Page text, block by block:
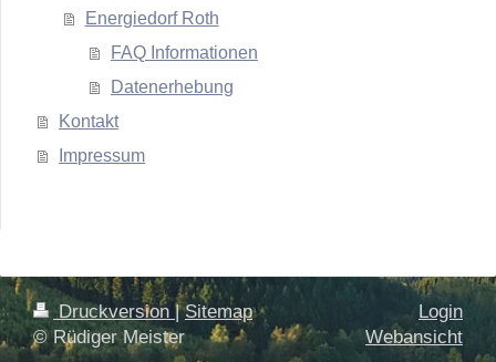
Energiedorf Roth
FAQ Informationen
Datenerhebung
Kontakt
Impressum
Druckversion | Sitemap
© Rüdiger Meister
Login
Webansicht